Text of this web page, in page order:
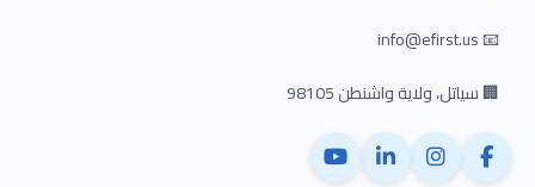
📧 info@efirst.us
🏢 سياتل، ولاية واشنطن 98105